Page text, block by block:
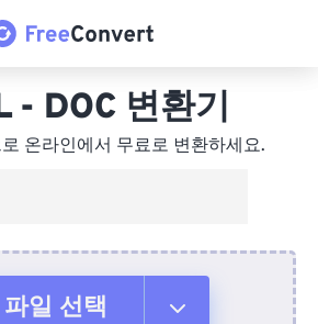
- DOC 변환기
온라인에서 무료로 변환하세요.
파일 선택